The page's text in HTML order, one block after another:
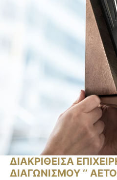
ΔΙΑΚΡΙΘΕΙΣΑ
ΔΙΑΓΩΝΙΣΜΟΥ ‘’ ΑΕΤΟΙ